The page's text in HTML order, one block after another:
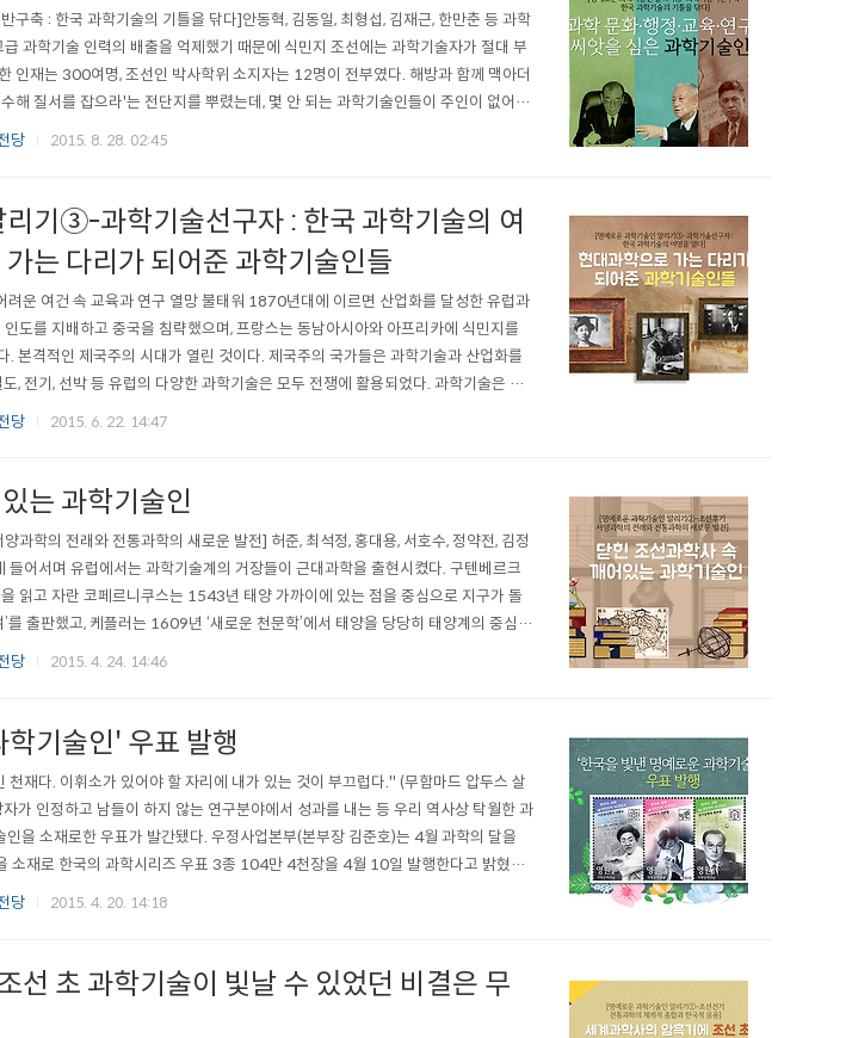
축 : 한국 과학기술의 기틀을 닦다]안동혁, 김동일, 최형섭, 김재근, 한만춘 등 과학
과학기술 인력의 배출을 억제했기 때문에 식민지 조선에는 과학기술자가 절대 부
인재는 300여명, 조선인 박사학위 소지자는 12명이 전부였다. 해방과 함께 맥아더
해 질서를 잡으라'는 전단지를 뿌렸는데, 몇 안 되는 과학기술인들이 주인이 없어진
슷한 역할을 학계에서도 해야 했다. 그러나 국가의 과학기술 지원시스템이 부재한
당 2015. 8. 28. 02:45
리기③-과학기술선구자 : 한국 과학기술의 여
는 다리가 되어준 과학기술인들
려운 여건 속 교육과 연구 열망 불태워 1870년대에 이르면 산업화를 달성한 유럽과
도를 지배하고 중국을 침략했으며, 프랑스는 동남아시아와 아프리카에 식민지를
. 본격적인 제국주의 시대가 열린 것이다. 제국주의 국가들은 과학기술과 산업화를
, 전기, 선박 등 유럽의 다양한 과학기술은 모두 전쟁에 활용되었다. 과학기술은 우
했다. 시작은 1875년 9월 20일. 강화도는 천지를 뒤흔드는 폭음에 휩싸였다. 영국
당 2015. 6. 22. 14:47
는 과학기술인
학의 전래와 전통과학의 새로운 발전] 허준, 최석정, 홍대용, 서호수, 정약전, 김정
어서며 유럽에서는 과학기술계의 거장들이 근대과학을 출현시켰다. 구텐베르크
읽고 자란 코페르니쿠스는 1543년 태양 가까이에 있는 점을 중심으로 지구가 돌
를 출판했고, 케플러는 1609년 ‘새로운 천문학’에서 태양을 당당히 태양계의 중심에
다. 관찰과 실험으로 이들의 원리를 입증하고 1632년 그 유명한 ‘두 개의 주요 우
당 2015. 4. 24. 14:46
기술인' 우표 발행
재다. 이휘소가 있어야 할 자리에 내가 있는 것이 부끄럽다." (무함마드 압두스 살
가 인정하고 남들이 하지 않는 연구분야에서 성과를 내는 등 우리 역사상 탁월한 과
을 소재로한 우표가 발간됐다. 우정사업본부(본부장 김준호)는 4월 과학의 달을
소재로 한국의 과학시리즈 우표 3종 104만 4천장을 4월 10일 발행한다고 밝혔다.
, 나비박사 석주명, 전기공학자 한만춘 등 3인이 첫번째 묶음으로 소개된다. 3명의
당 2015. 4. 20. 14:18
선 초 과학기술이 빛날 수 있었던 비결은 무